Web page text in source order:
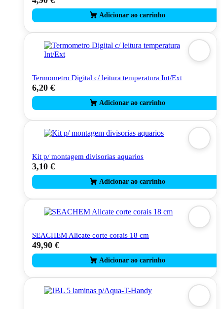
the
product
Termometro Digital c/ leitura temperatura Int/Ext
6,20 €
Kit p/ montagem divisorias aquarios
3,10 €
SEACHEM Alicate corte corais 18 cm
49,90 €